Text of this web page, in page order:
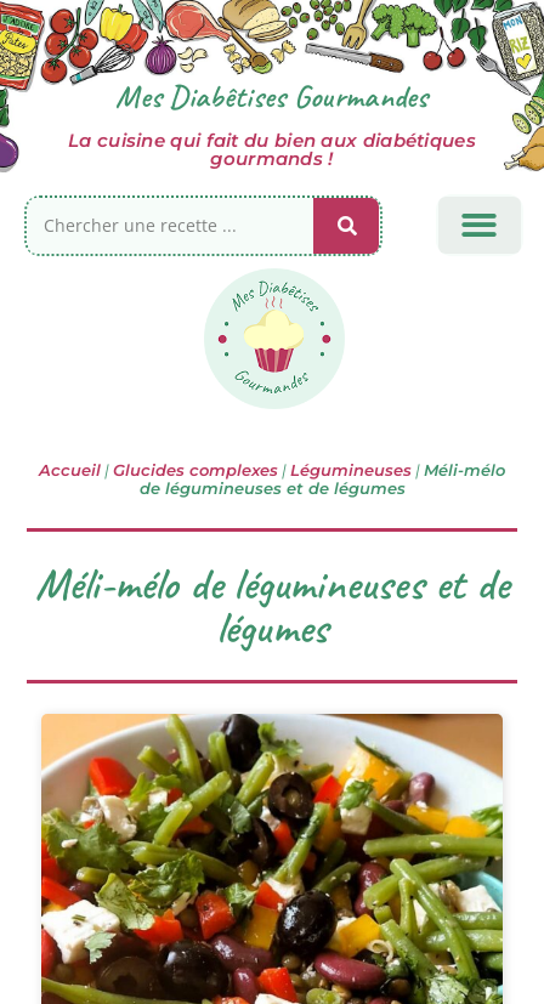
Mes Diabêtises Gourmandes
La cuisine qui fait du bien aux diabétiques
gourmands !
Accueil | Glucides complexes | Légumineuses | Méli-mélo
de légumineuses et de légumes
Méli-mélo de légumineuses et de
légumes